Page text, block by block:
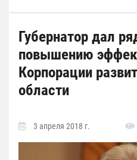
Губернатор дал
повышению
Корпорации
области
3 апреля 2018 г.